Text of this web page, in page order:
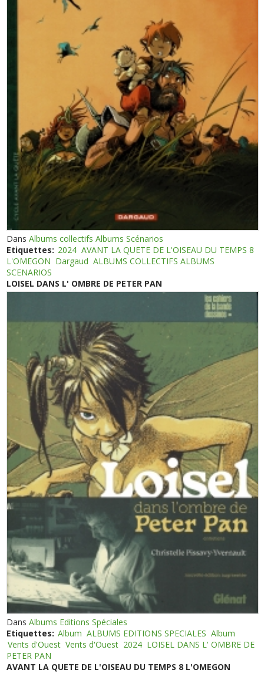
DansAlbums collectifs Albums Scénarios
Etiquettes: 2024 AVANT LA QUETE DE L'OISEAU DU TEMPS 8
L'OMEGON Dargaud ALBUMS COLLECTIFS ALBUMS
SCENARIOS
LOISEL DANS L' OMBRE DE PETER PAN
DansAlbums Editions Spéciales
Etiquettes: Album ALBUMS EDITIONS SPECIALES Album
Vents d'Ouest Vents d'Ouest 2024 LOISEL DANS L' OMBRE DE
PETER PAN
AVANT LA QUETE DE L'OISEAU DU TEMPS 8 L'OMEGON